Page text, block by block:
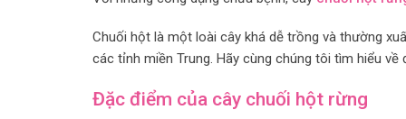
Chuối hột là một loài cây khá dễ trồng và thường
các tỉnh miền Trung. Hãy cùng chúng tôi tìm hiểu
Đặc điểm của cây chuối hột rừng